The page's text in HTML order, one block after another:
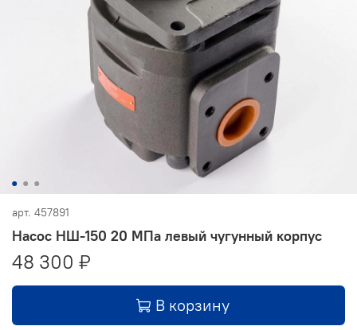
арт. 457891
Насос НШ-150 20 МПа левый чугунный корпус
48 300 ₽
В корзину